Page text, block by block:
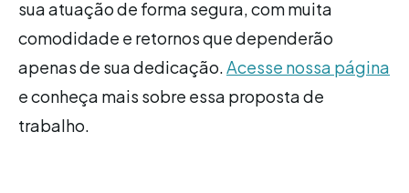
sua atuação de forma segura, com muita
comodidade e retornos que dependerão
apenas de sua dedicação.Acesse nossa página
e conheça mais sobre essa proposta de
trabalho.